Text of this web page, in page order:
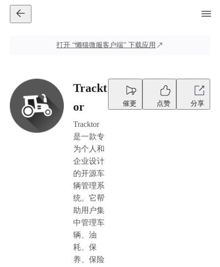
打开 “懒猫微服客户端” 下载应用
Trackt
or
Tracktor
是一款专
为个人和
企业设计
的开源车
辆管理系
统。它帮
助用户集
中管理车
辆、油
耗、保
养、保险
催更 点赞 分享